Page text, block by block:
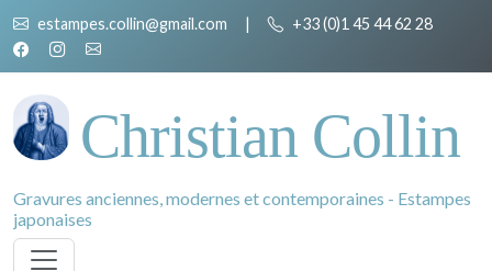
estampes.collin@gmail.com | +33 (0)1 45 44 62 28
Christian Collin
Gravures anciennes, modernes et contemporaines - Estampes
japonaises